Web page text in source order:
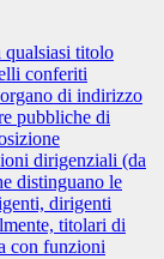
titolo
conferiti
di indirizzo
pubbliche di
dirigenziali (da
distinguano le
dirigenti
titolari di
con funzioni